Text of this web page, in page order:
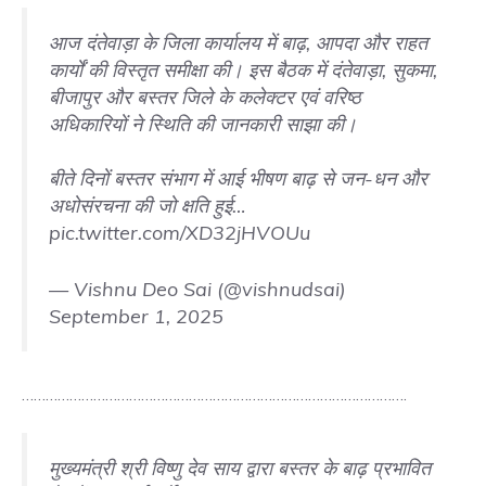
आज दंतेवाड़ा के जिला कार्यालय में बाढ़, आपदा और राहत
कार्यों की विस्तृत समीक्षा की। इस बैठक में दंतेवाड़ा, सुकमा,
बीजापुर और बस्तर जिले के कलेक्टर एवं वरिष्ठ
अधिकारियों ने स्थिति की जानकारी साझा की।
बीते दिनों बस्तर संभाग में आई भीषण बाढ़ से जन-धन और
अधोसंरचना की जो क्षति हुई…
pic.twitter.com/XD32jHVOUu
— Vishnu Deo Sai (@vishnudsai)
September 1, 2025
…………………………………………………………………………………….
मुख्यमंत्री श्री विष्णु देव साय द्वारा बस्तर के बाढ़ प्रभावित